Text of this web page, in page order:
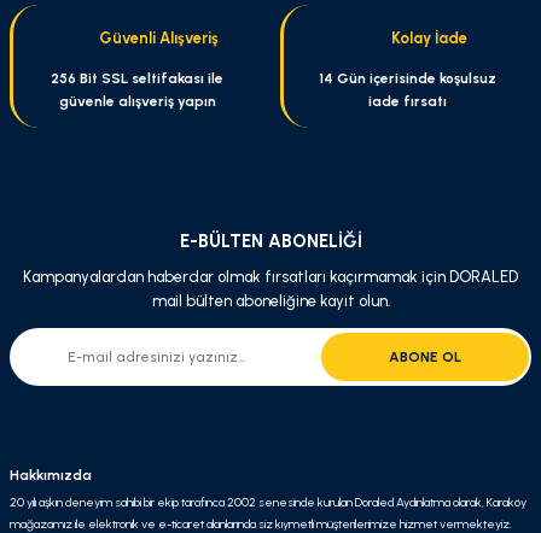
Ürün fiyatı diğer sitelerden daha pahalı.
Bu ürüne benzer farklı alternatifler olmalı.
Güvenli Alışveriş
256 Bit SSL seltifakası ile
güvenle alışveriş yapın
Kolay İade
14 Gün içerisinde koşulsuz
iade fırsatı
E-BÜLTEN ABONELİĞİ
Kampanyalardan haberdar olmak fırsatları kaçırmamak için DORALED
mail bülten aboneliğine kayıt olun.
ABONE OL
Hakkımızda
20 yılı aşkın deneyim sahibi bir ekip tarafınca 2002 senesinde kurulan Doraled Aydınlatma olarak, Karaköy
mağazamız ile elektronik ve e-ticaret alanlarında siz kıymetli müşterilerimize hizmet vermekteyiz.